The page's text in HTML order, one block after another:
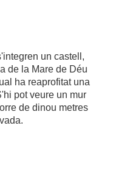
un castell,
de la Mare de Déu
ha reaprofitat una
pot veure un mur
de dinou metres